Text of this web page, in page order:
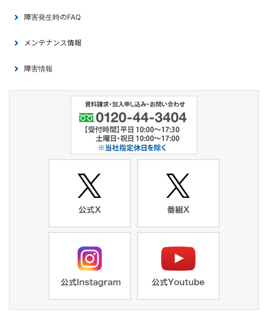
障害発生時のFAQ
メンテナンス情報
障害情報